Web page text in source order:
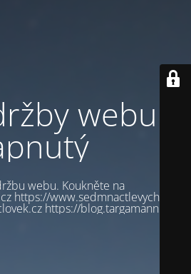
webu je
webu. Koukněte na
https://www.sedmnactlevychbot.cz
https://blog.targamannum.cz